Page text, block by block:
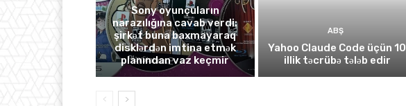
Sony oyunçuların
narazılığına cavab verdi:
şirkət buna baxmayaraq
disklərdən imtina etmək
planından vaz keçmir
ABŞ
Yahoo Claude Code üçün 10
illik təcrübə tələb edir